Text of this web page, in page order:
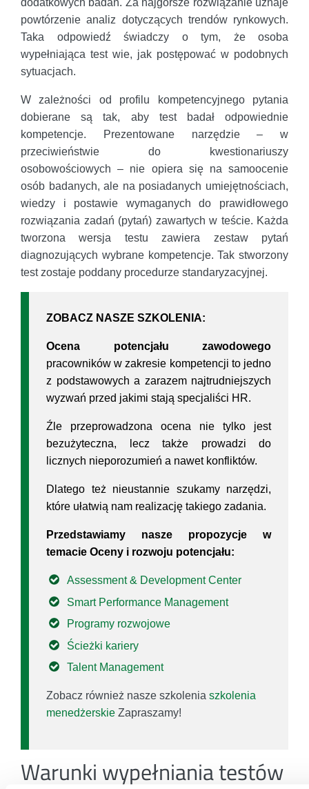
dodatkowych badań. Za najgorsze rozwiązanie uznaje
powtórzenie analiz dotyczących trendów rynkowych.
Taka odpowiedź świadczy o tym, że osoba
wypełniająca test wie, jak postępować w podobnych
sytuacjach.
W zależności od profilu kompetencyjnego pytania
dobierane są tak, aby test badał odpowiednie
kompetencje. Prezentowane narzędzie – w
przeciwieństwie do kwestionariuszy
osobowościowych – nie opiera się na samoocenie
osób badanych, ale na posiadanych umiejętnościach,
wiedzy i postawie wymaganych do prawidłowego
rozwiązania zadań (pytań) zawartych w teście. Każda
tworzona wersja testu zawiera zestaw pytań
diagnozujących wybrane kompetencje. Tak stworzony
test zostaje poddany procedurze standaryzacyjnej.
ZOBACZ NASZE SZKOLENIA:
Ocena potencjału zawodowego
pracowników w zakresie kompetencji to jedno
z podstawowych a zarazem najtrudniejszych
wyzwań przed jakimi stają specjaliści HR.
Źle przeprowadzona ocena nie tylko jest
bezużyteczna, lecz także prowadzi do
licznych nieporozumień a nawet konfliktów.
Dlatego też nieustannie szukamy narzędzi,
które ułatwią nam realizację takiego zadania.
Przedstawiamy nasze propozycje w
temacie Oceny i rozwoju potencjału:
Assessment & Development Center
Smart Performance Management
Programy rozwojowe
Ścieżki kariery
Talent Management
Zobacz również nasze szkolenia szkolenia
menedżerskie Zapraszamy!
Warunki wypełniania testów